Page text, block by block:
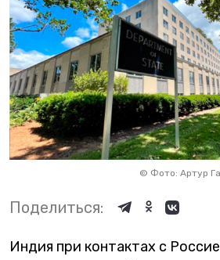
© Фото: Артур
Поделиться:
Индия при контактах с